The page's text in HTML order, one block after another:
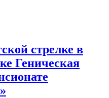
стрелке в
Геническая